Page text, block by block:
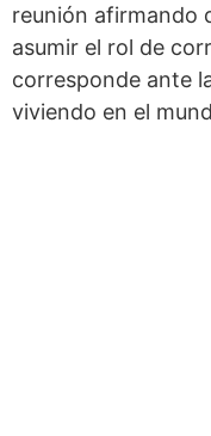
reunión afirmando
asumir el rol de
corresponde ante
viviendo en el